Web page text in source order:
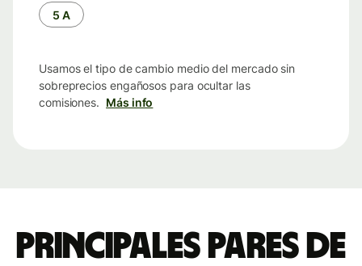
tiempo
5 A
Usamos el tipo de cambio medio del mercado sin
sobreprecios engañosos para ocultar las
comisiones. Más info
Principales pares de